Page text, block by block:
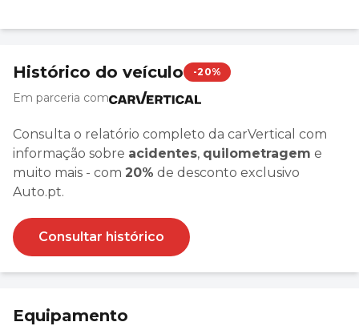
Histórico do veículo -20%
Em parceria com
Consulta o relatório completo da carVertical com
informação sobre acidentes, quilometragem e
muito mais - com 20% de desconto exclusivo
Auto.pt.
Consultar histórico
Equipamento